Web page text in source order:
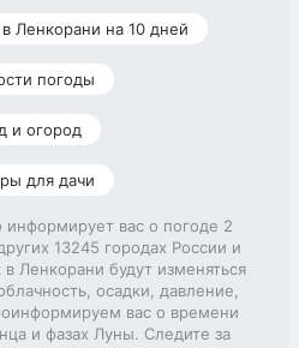
Ленкорани на 10 дней
погоды
и огород
для дачи
вас о погоде 2
13245 городах России и
Ленкорани будут изменяться
осадки, давление,
вас о времени
и фазах Луны. Следите за